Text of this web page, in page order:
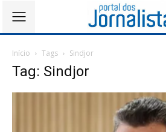
Início Tags Sindjor
Tag: Sindjor